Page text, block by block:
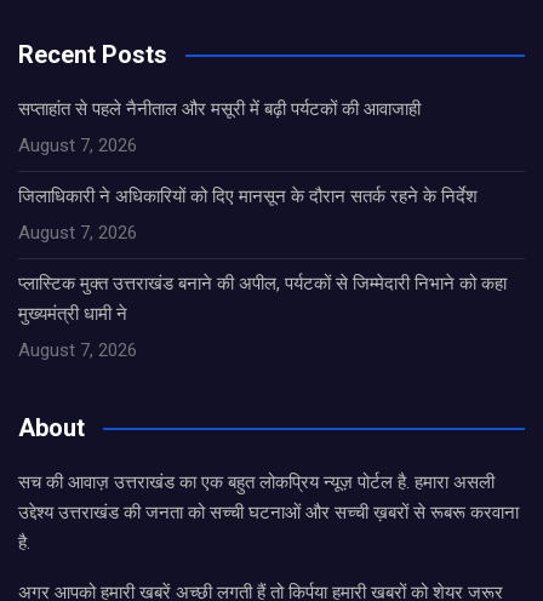
Recent Posts
सप्ताहांत से पहले नैनीताल और मसूरी में बढ़ी पर्यटकों की आवाजाही
August 7, 2026
जिलाधिकारी ने अधिकारियों को दिए मानसून के दौरान सतर्क रहने के निर्देश
August 7, 2026
प्लास्टिक मुक्त उत्तराखंड बनाने की अपील, पर्यटकों से जिम्मेदारी निभाने को कहा
मुख्यमंत्री धामी ने
August 7, 2026
About
सच की आवाज़ उत्तराखंड का एक बहुत लोकप्रिय न्यूज़ पोर्टल है. हमारा असली
उद्देश्य उत्तराखंड की जनता को सच्ची घटनाओं और सच्ची ख़बरों से रूबरू करवाना
है.
अगर आपको हमारी खबरें अच्छी लगती हैं तो किर्पया हमारी खबरों को शेयर जरूर